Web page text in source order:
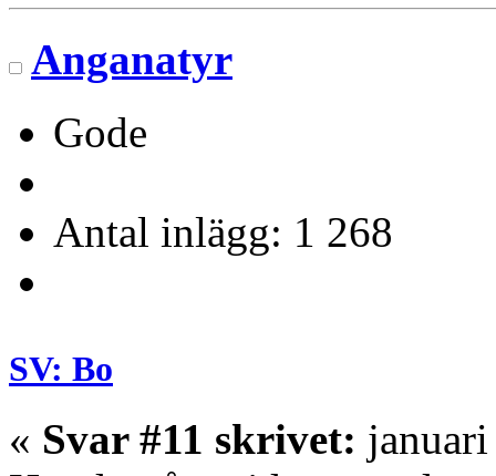
Anganatyr
Gode
Antal inlägg: 1 268
SV: Bo
« Svar #11 skrivet: